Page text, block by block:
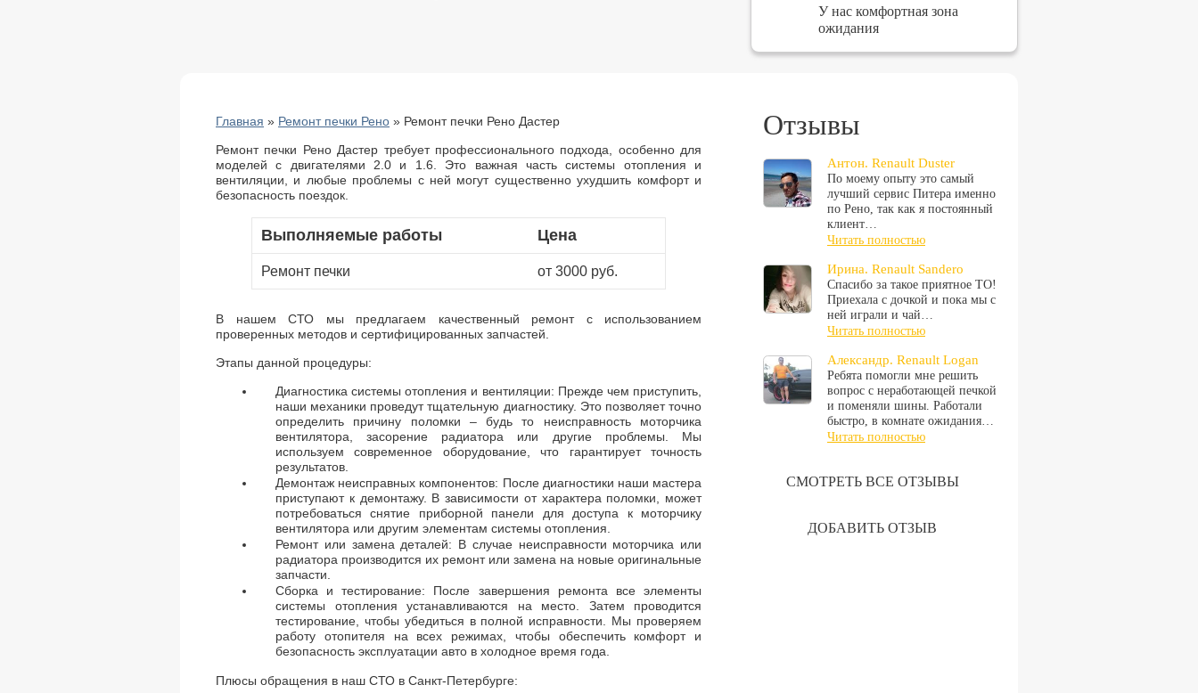
У нас комфортная зона
ожидания
Главная » Ремонт печки Рено » Ремонт печки Рено Дастер
Ремонт печки Рено Дастер требует профессионального подхода, особенно для
моделей с двигателями 2.0 и 1.6. Это важная часть системы отопления и
вентиляции, и любые проблемы с ней могут существенно ухудшить комфорт и
безопасность поездок.
Выполняемые работы Цена
Ремонт печки от 3000 руб.
В нашем СТО мы предлагаем качественный ремонт с использованием
проверенных методов и сертифицированных запчастей.
Этапы данной процедуры:
Диагностика системы отопления и вентиляции: Прежде чем приступить,
наши механики проведут тщательную диагностику. Это позволяет точно
определить причину поломки – будь то неисправность моторчика
вентилятора, засорение радиатора или другие проблемы. Мы
используем современное оборудование, что гарантирует точность
результатов.
Демонтаж неисправных компонентов: После диагностики наши мастера
приступают к демонтажу. В зависимости от характера поломки, может
потребоваться снятие приборной панели для доступа к моторчику
вентилятора или другим элементам системы отопления.
Ремонт или замена деталей: В случае неисправности моторчика или
радиатора производится их ремонт или замена на новые оригинальные
запчасти.
Сборка и тестирование: После завершения ремонта все элементы
системы отопления устанавливаются на место. Затем проводится
тестирование, чтобы убедиться в полной исправности. Мы проверяем
работу отопителя на всех режимах, чтобы обеспечить комфорт и
безопасность эксплуатации авто в холодное время года.
Плюсы обращения в наш СТО в Санкт-Петербурге:
Отзывы
Антон. Renault Duster
По моему опыту это самый
лучший сервис Питера именно
по Рено, так как я постоянный
клиент…
Читать полностью
Ирина. Renault Sandero
Спасибо за такое приятное ТО!
Приехала с дочкой и пока мы с
ней играли и чай…
Читать полностью
Александр. Renault Logan
Ребята помогли мне решить
вопрос с неработающей печкой
и поменяли шины. Работали
быстро, в комнате ожидания…
Читать полностью
СМОТРЕТЬ ВСЕ ОТЗЫВЫ
ДОБАВИТЬ ОТЗЫВ